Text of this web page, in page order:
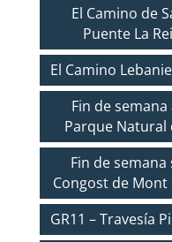
El Camino de
Puente La
El Camino
Fin de
Parque Natural
Fin de
Congost de Mont
GR11 – Travesía